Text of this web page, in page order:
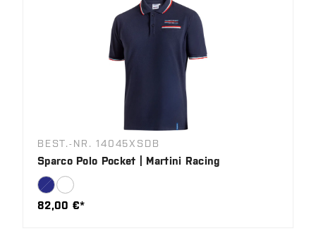
BEST.-NR. 14045XSDB
Sparco Polo Pocket | Martini Racing
82,00 €*